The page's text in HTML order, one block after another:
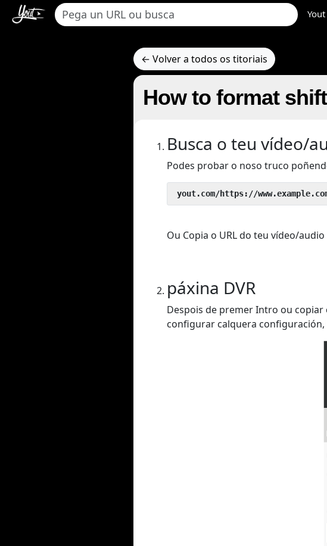
Yout
← Volver a todos os titoriais
How to format
Busca o teu vídeo/
Podes probar o noso truco
yout.com/https://
Ou Copia o URL do teu vídeo/
páxina DVR
Despois de premer Intro ou copiar
configurar calquera